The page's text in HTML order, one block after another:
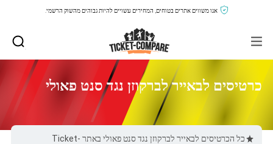
אנו משווים אתרים בטוחים, המחירים עשויים להיות גבוהים מהשוק הרשמי.
כרטיסים לבאייר לברקוזן נגד סנט פאולי
כל הכרטיסים לבאייר לברקוזן נגד סנט פאולי באתר Ticket-